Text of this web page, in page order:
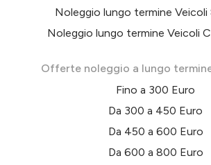
Noleggio lungo termine
Noleggio lungo termine Veicoli
Offerte noleggio a lungo
Fino a 300 Euro
Da 300 a 450 Euro
Da 450 a 600 Euro
Da 600 a 800 Euro